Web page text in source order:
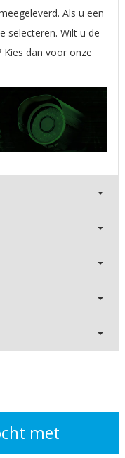
met
Als u een
selecteren. Wilt u de
dan voor onze